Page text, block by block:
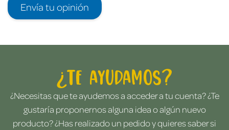
Envía tu opinión
¿Te ayudamos?
¿Necesitas que te ayudemos a acceder a tu cuenta? ¿Te
gustaría proponernos alguna idea o algún nuevo
producto? ¿Has realizado un pedido y quieres saber si